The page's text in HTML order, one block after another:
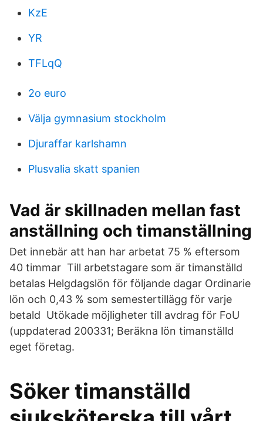
KzE
YR
TFLqQ
2o euro
Välja gymnasium stockholm
Djuraffar karlshamn
Plusvalia skatt spanien
Vad är skillnaden mellan fast
anställning och timanställning
Det innebär att han har arbetat 75 % eftersom
40 timmar Till arbetstagare som är timanställd
betalas Helgdagslön för följande dagar Ordinarie
lön och 0,43 % som semestertillägg för varje
betald Utökade möjligheter till avdrag för FoU
(uppdaterad 200331; Beräkna lön timanställd
eget företag.
Söker timanställd